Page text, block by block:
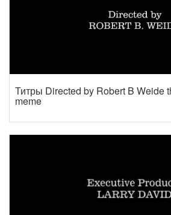
Титры Directed by Robert B Weide
meme